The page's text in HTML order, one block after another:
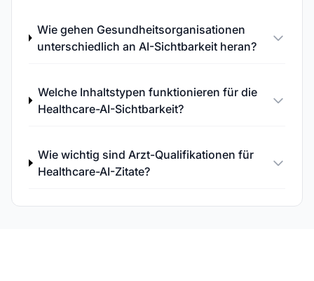
Wie gehen Gesundheitsorganisationen
unterschiedlich an AI-Sichtbarkeit heran?
Welche Inhaltstypen funktionieren für die
Healthcare-AI-Sichtbarkeit?
Wie wichtig sind Arzt-Qualifikationen für
Healthcare-AI-Zitate?